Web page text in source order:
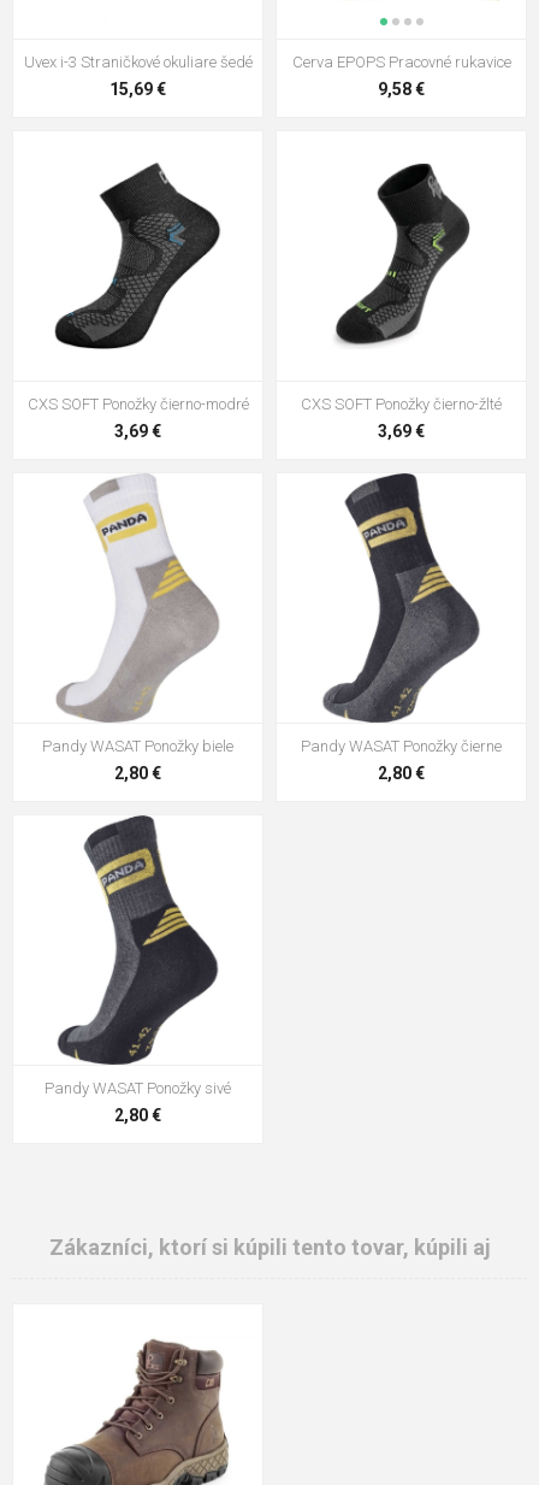
Uvex i-3 Straničkové okuliare šedé
15,69 €
Cerva EPOPS Pracovné rukavice
9,58 €
CXS SOFT Ponožky čierno-modré
3,69 €
CXS SOFT Ponožky čierno-žlté
3,69 €
Pandy WASAT Ponožky biele
2,80 €
Pandy WASAT Ponožky čierne
2,80 €
Pandy WASAT Ponožky sivé
2,80 €
Zákazníci, ktorí si kúpili tento tovar, kúpili aj